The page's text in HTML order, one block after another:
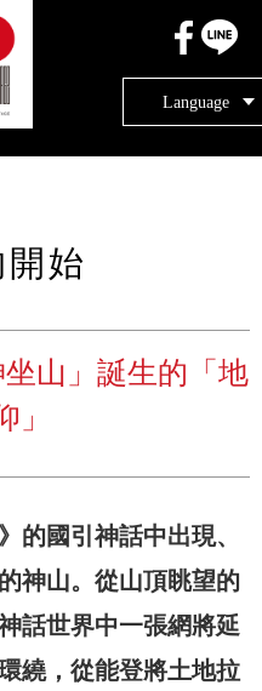
Language
始
山」誕生的「地
」
的國引神話中出現、
神山。從山頂眺望的
話世界中一張網將延
繞，從能登將土地拉